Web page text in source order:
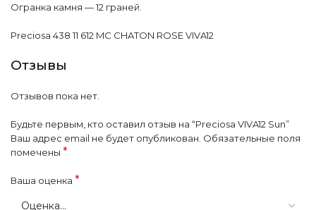
Огранка камня — 12 граней.
Preciosa 438 11 612 MC CHATON ROSE VIVA12
Отзывы
Отзывов пока нет.
Будьте первым, кто оставил отзыв на “Preciosa VIVA12 Sun”
Ваш адрес email не будет опубликован. Обязательные поля
помечены *
Ваша оценка *